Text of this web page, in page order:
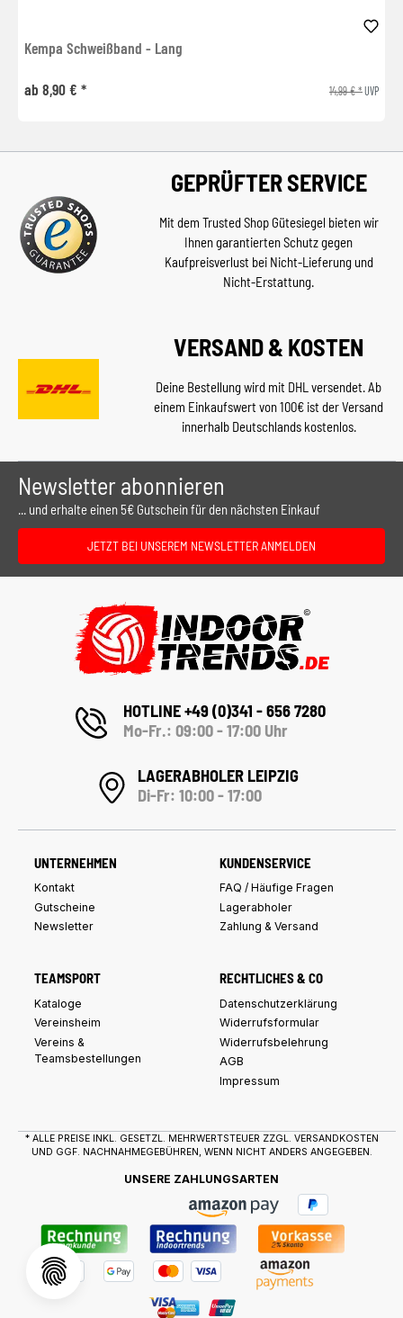
Kempa Schweißband - Lang
ab 8,90 € * 14,99 € *UVP
GEPRÜFTER SERVICE
Mit dem Trusted Shop Gütesiegel bieten wir
Ihnen garantierten Schutz gegen
Kaufpreisverlust bei Nicht-Lieferung und
Nicht-Erstattung.
VERSAND & KOSTEN
Deine Bestellung wird mit DHL versendet. Ab
einem Einkaufswert von 100€ ist der Versand
innerhalb Deutschlands kostenlos.
Newsletter abonnieren
... und erhalte einen 5€ Gutschein für den nächsten Einkauf
JETZT BEI UNSEREM NEWSLETTER ANMELDEN
HOTLINE +49 (0)341 - 656 7280
Mo-Fr.: 09:00 - 17:00 Uhr
LAGERABHOLER LEIPZIG
Di-Fr: 10:00 - 17:00
UNTERNEHMEN
Kontakt
Gutscheine
Newsletter
KUNDENSERVICE
FAQ / Häufige Fragen
Lagerabholer
Zahlung & Versand
TEAMSPORT
Kataloge
Vereinsheim
Vereins &
Teamsbestellungen
RECHTLICHES & CO
Datenschutzerklärung
Widerrufsformular
Widerrufsbelehrung
AGB
Impressum
* ALLE PREISE INKL. GESETZL. MEHRWERTSTEUER ZZGL. VERSANDKOSTEN
UND GGF. NACHNAHMEGEBÜHREN, WENN NICHT ANDERS ANGEGEBEN.
UNSERE ZAHLUNGSARTEN